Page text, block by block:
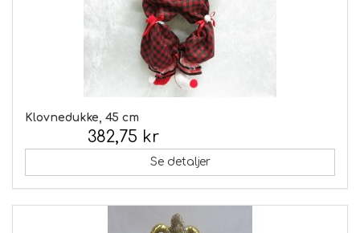
Klovnedukke, 45 cm
382,75 kr
Se detaljer